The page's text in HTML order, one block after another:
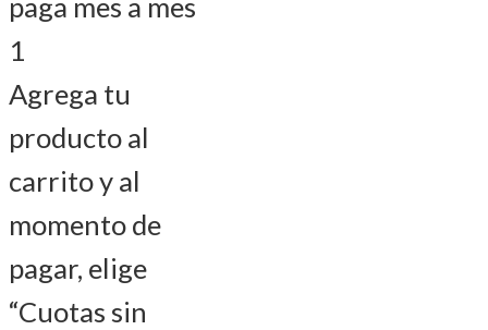
paga mes a mes
1
Agrega tu
producto al
carrito y al
momento de
pagar, elige
“Cuotas sin